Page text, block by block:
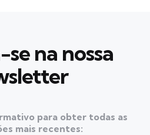
na nossa
para obter todas as
mais recentes: